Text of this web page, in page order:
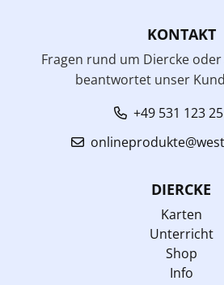
KONTAKT
Fragen rund um Diercke
beantwortet unser
+49 531 123
DIERCKE
Karten
Unterricht
Shop
Info